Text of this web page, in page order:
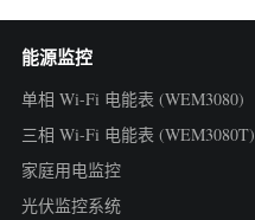
能源监控
单相 Wi-Fi 电能表 (WEM3080)
三相 Wi-Fi 电能表 (WEM3080T)
家庭用电监控
光伏监控系统